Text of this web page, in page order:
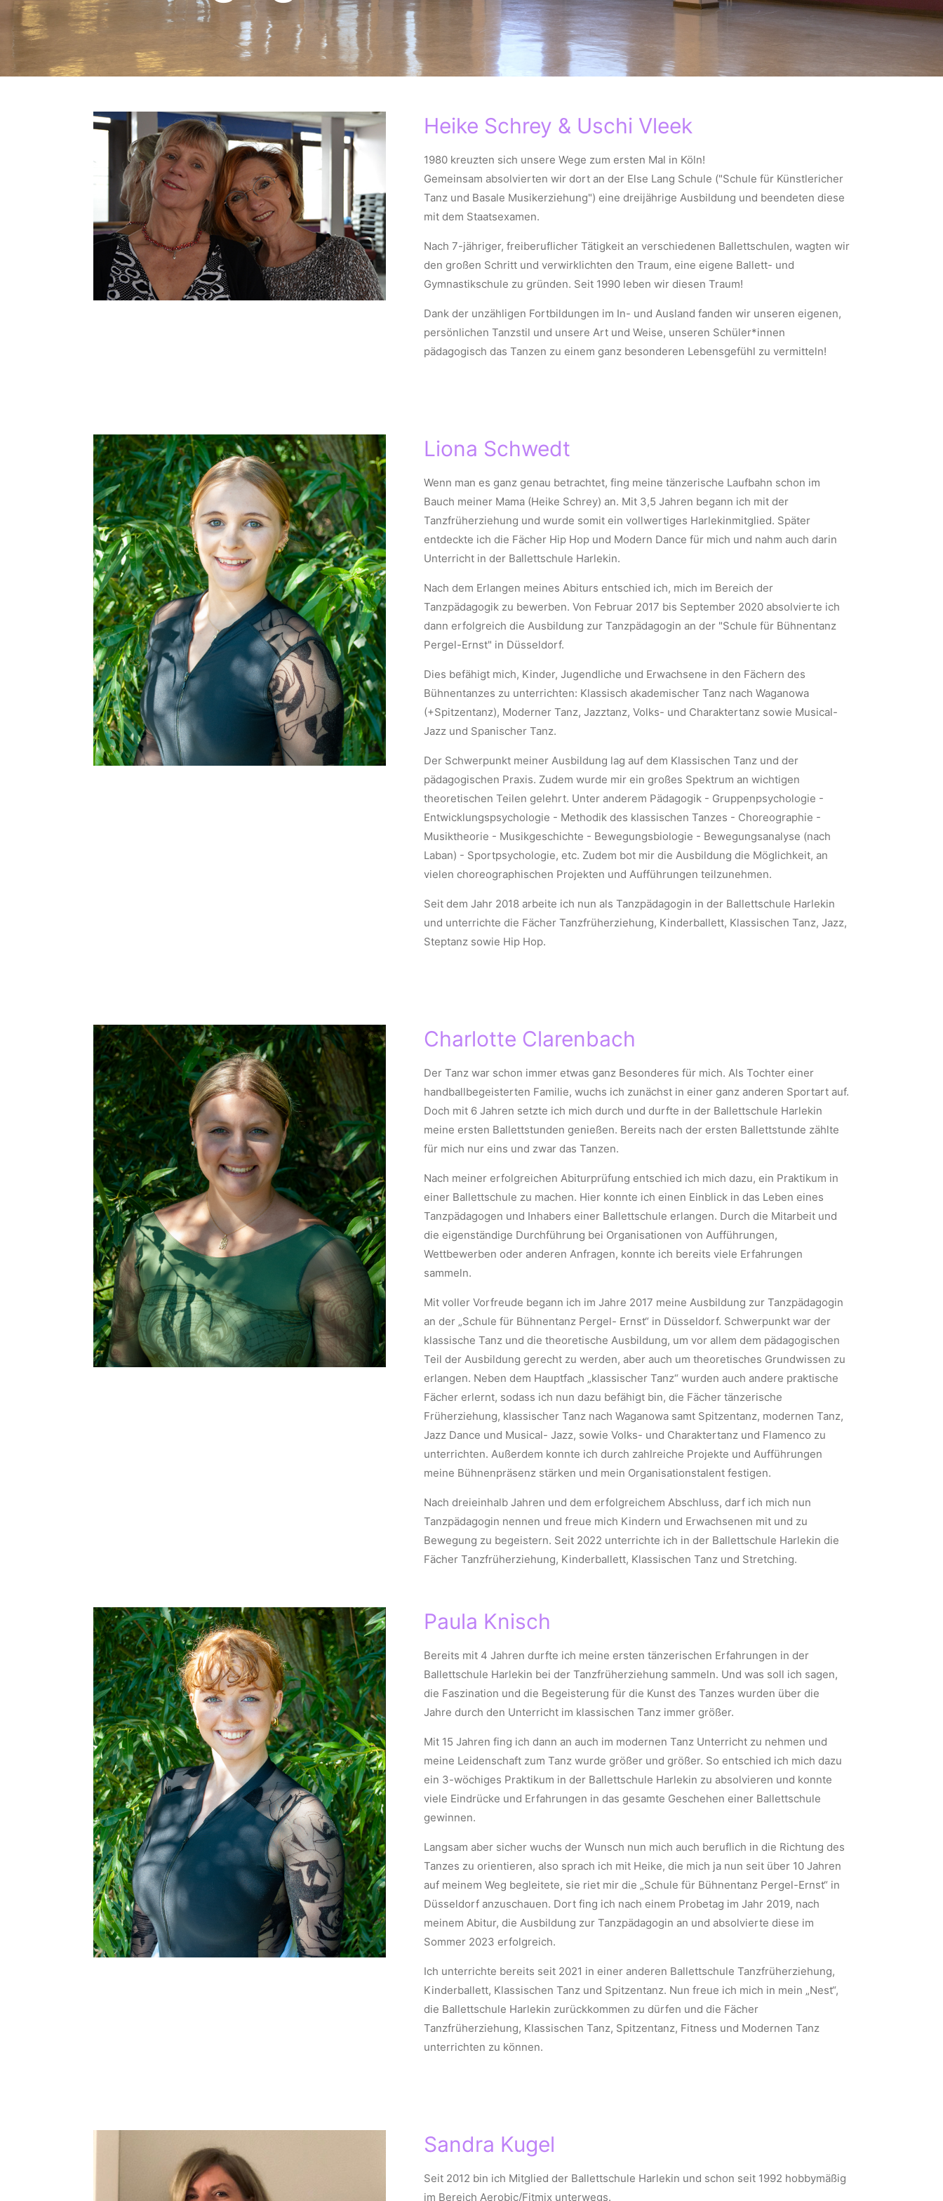
Heike Schrey & Uschi Vleek
1980 kreuzten sich unsere Wege zum ersten Mal in Köln!
Gemeinsam absolvierten wir dort an der Else Lang Schule ("Schule für Künstlericher
Tanz und Basale Musikerziehung") eine dreijährige Ausbildung und beendeten diese
mit dem Staatsexamen.
Nach 7-jähriger, freiberuflicher Tätigkeit an verschiedenen Ballettschulen, wagten wir
den großen Schritt und verwirklichten den Traum, eine eigene Ballett- und
Gymnastikschule zu gründen. Seit 1990 leben wir diesen Traum!
Dank der unzähligen Fortbildungen im In- und Ausland fanden wir unseren eigenen,
persönlichen Tanzstil und unsere Art und Weise, unseren Schüler*innen
pädagogisch das Tanzen zu einem ganz besonderen Lebensgefühl zu vermitteln!
Liona Schwedt
Wenn man es ganz genau betrachtet, fing meine tänzerische Laufbahn schon im
Bauch meiner Mama (Heike Schrey) an. Mit 3,5 Jahren begann ich mit der
Tanzfrüherziehung und wurde somit ein vollwertiges Harlekinmitglied. Später
entdeckte ich die Fächer Hip Hop und Modern Dance für mich und nahm auch darin
Unterricht in der Ballettschule Harlekin.
Nach dem Erlangen meines Abiturs entschied ich, mich im Bereich der
Tanzpädagogik zu bewerben. Von Februar 2017 bis September 2020 absolvierte ich
dann erfolgreich die Ausbildung zur Tanzpädagogin an der "Schule für Bühnentanz
Pergel-Ernst" in Düsseldorf.
Dies befähigt mich, Kinder, Jugendliche und Erwachsene in den Fächern des
Bühnentanzes zu unterrichten: Klassisch akademischer Tanz nach Waganowa
(+Spitzentanz), Moderner Tanz, Jazztanz, Volks- und Charaktertanz sowie Musical-
Jazz und Spanischer Tanz.
Der Schwerpunkt meiner Ausbildung lag auf dem Klassischen Tanz und der
pädagogischen Praxis. Zudem wurde mir ein großes Spektrum an wichtigen
theoretischen Teilen gelehrt. Unter anderem Pädagogik - Gruppenpsychologie -
Entwicklungspsychologie - Methodik des klassischen Tanzes - Choreographie -
Musiktheorie - Musikgeschichte - Bewegungsbiologie - Bewegungsanalyse (nach
Laban) - Sportpsychologie, etc. Zudem bot mir die Ausbildung die Möglichkeit, an
vielen choreographischen Projekten und Aufführungen teilzunehmen.
Seit dem Jahr 2018 arbeite ich nun als Tanzpädagogin in der Ballettschule Harlekin
und unterrichte die Fächer Tanzfrüherziehung, Kinderballett, Klassischen Tanz, Jazz,
Steptanz sowie Hip Hop.
Charlotte Clarenbach
Der Tanz war schon immer etwas ganz Besonderes für mich. Als Tochter einer
handballbegeisterten Familie, wuchs ich zunächst in einer ganz anderen Sportart auf.
Doch mit 6 Jahren setzte ich mich durch und durfte in der Ballettschule Harlekin
meine ersten Ballettstunden genießen. Bereits nach der ersten Ballettstunde zählte
für mich nur eins und zwar das Tanzen.
Nach meiner erfolgreichen Abiturprüfung entschied ich mich dazu, ein Praktikum in
einer Ballettschule zu machen. Hier konnte ich einen Einblick in das Leben eines
Tanzpädagogen und Inhabers einer Ballettschule erlangen. Durch die Mitarbeit und
die eigenständige Durchführung bei Organisationen von Aufführungen,
Wettbewerben oder anderen Anfragen, konnte ich bereits viele Erfahrungen
sammeln.
Mit voller Vorfreude begann ich im Jahre 2017 meine Ausbildung zur Tanzpädagogin
an der „Schule für Bühnentanz Pergel- Ernst“ in Düsseldorf. Schwerpunkt war der
klassische Tanz und die theoretische Ausbildung, um vor allem dem pädagogischen
Teil der Ausbildung gerecht zu werden, aber auch um theoretisches Grundwissen zu
erlangen. Neben dem Hauptfach „klassischer Tanz“ wurden auch andere praktische
Fächer erlernt, sodass ich nun dazu befähigt bin, die Fächer tänzerische
Früherziehung, klassischer Tanz nach Waganowa samt Spitzentanz, modernen Tanz,
Jazz Dance und Musical- Jazz, sowie Volks- und Charaktertanz und Flamenco zu
unterrichten. Außerdem konnte ich durch zahlreiche Projekte und Aufführungen
meine Bühnenpräsenz stärken und mein Organisationstalent festigen.
Nach dreieinhalb Jahren und dem erfolgreichem Abschluss, darf ich mich nun
Tanzpädagogin nennen und freue mich Kindern und Erwachsenen mit und zu
Bewegung zu begeistern. Seit 2022 unterrichte ich in der Ballettschule Harlekin die
Fächer Tanzfrüherziehung, Kinderballett, Klassischen Tanz und Stretching.
Paula Knisch
Bereits mit 4 Jahren durfte ich meine ersten tänzerischen Erfahrungen in der
Ballettschule Harlekin bei der Tanzfrüherziehung sammeln. Und was soll ich sagen,
die Faszination und die Begeisterung für die Kunst des Tanzes wurden über die
Jahre durch den Unterricht im klassischen Tanz immer größer.
Mit 15 Jahren fing ich dann an auch im modernen Tanz Unterricht zu nehmen und
meine Leidenschaft zum Tanz wurde größer und größer. So entschied ich mich dazu
ein 3-wöchiges Praktikum in der Ballettschule Harlekin zu absolvieren und konnte
viele Eindrücke und Erfahrungen in das gesamte Geschehen einer Ballettschule
gewinnen.
Langsam aber sicher wuchs der Wunsch nun mich auch beruflich in die Richtung des
Tanzes zu orientieren, also sprach ich mit Heike, die mich ja nun seit über 10 Jahren
auf meinem Weg begleitete, sie riet mir die „Schule für Bühnentanz Pergel-Ernst“ in
Düsseldorf anzuschauen. Dort fing ich nach einem Probetag im Jahr 2019, nach
meinem Abitur, die Ausbildung zur Tanzpädagogin an und absolvierte diese im
Sommer 2023 erfolgreich.
Ich unterrichte bereits seit 2021 in einer anderen Ballettschule Tanzfrüherziehung,
Kinderballett, Klassischen Tanz und Spitzentanz. Nun freue ich mich in mein „Nest“,
die Ballettschule Harlekin zurückkommen zu dürfen und die Fächer
Tanzfrüherziehung, Klassischen Tanz, Spitzentanz, Fitness und Modernen Tanz
unterrichten zu können.
Sandra Kugel
Seit 2012 bin ich Mitglied der Ballettschule Harlekin und schon seit 1992 hobbymäßig
im Bereich Aerobic/Fitmix unterwegs.